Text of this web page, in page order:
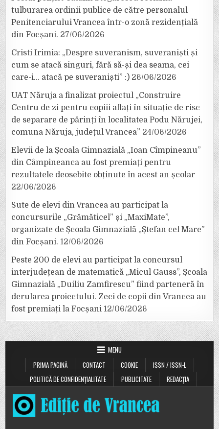
tulburarea ordinii publice de către personalul
Penitenciarului Vrancea într-o zonă rezidențială
din Focșani. 27/06/2026
Cristi Irimia: „Despre suveranism, suveraniști și
cum se atacă singuri, fără să-și dea seama, cei
care-i… atacă pe suveraniști” :) 26/06/2026
UAT Năruja a finalizat proiectul „Construire
Centru de zi pentru copiii aflați în situație de risc
de separare de părinți în localitatea Podu Nărujei,
comuna Năruja, județul Vrancea” 24/06/2026
Elevii de la Școala Gimnazială „Ioan Cîmpineanu”
din Câmpineanca au fost premiați pentru
rezultatele deosebite obținute în acest an școlar
22/06/2026
Sute de elevi din Vrancea au participat la
concursurile „Grămăticel” și „MaxiMate”,
organizate de Școala Gimnazială „Ștefan cel Mare”
din Focșani. 12/06/2026
Peste 200 de elevi au participat la concursul
interjudețean de matematică „Micul Gauss”, Școala
Gimnazială „Duiliu Zamfirescu” fiind parteneră în
derularea proiectului. Zeci de copii din Vrancea au
fost premiați la Focșani 12/06/2026
MENU
PRIMA PAGINĂ
CONTACT COOKIE
ISSN / ISSN-L
POLITICĂ DE CONFIDENȚIALITATE
PUBLICITATE REDACȚIA